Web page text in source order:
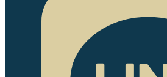
GALLUP-
PUBLIC WORKSHOPS
CORPORATE TRAINING
StrengthsFinder /
Team Building
Team Synergy